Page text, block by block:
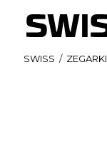
SWISS / ZEGARKI